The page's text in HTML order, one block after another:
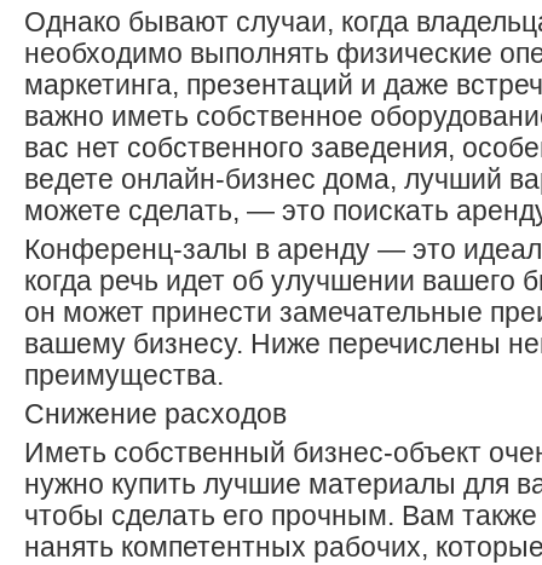
Однако бывают случаи, когда
необходимо выполнять физические
маркетинга, презентаций и даже
важно иметь собственное
вас нет собственного заведения,
ведете онлайн-бизнес дома, лучший
можете сделать, — это поискать
Конференц-залы в аренду — это
когда речь идет об улучшении вашего
он может принести замечательные
вашему бизнесу. Ниже перечислены
преимущества.
Снижение расходов
Иметь собственный бизнес-объект
нужно купить лучшие материалы для
чтобы сделать его прочным. Вам
нанять компетентных рабочих,